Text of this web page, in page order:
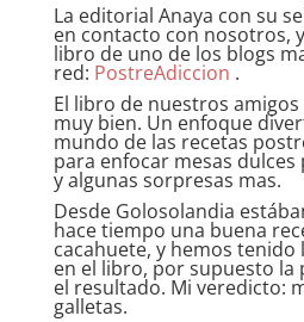
La editorial Anaya con su
en contacto con nosotros,
libro de uno de los blogs
red: PostreAdiccion .
El libro de nuestros
muy bien. Un enfoque
mundo de las recetas
para enfocar mesas
y algunas sorpresas mas.
Desde Golosolandia
hace tiempo una buena
cacahuete, y hemos tenido
en el libro, por supuesto la
el resultado. Mi veredicto:
galletas.